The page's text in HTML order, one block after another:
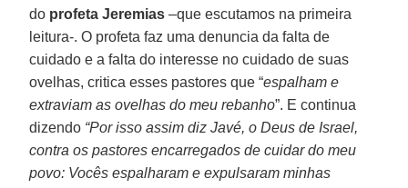
do profeta Jeremias –que escutamos na primeira
leitura-. O profeta faz uma denuncia da falta de
cuidado e a falta do interesse no cuidado de suas
ovelhas, critica esses pastores que “espalham e
extraviam as ovelhas do meu rebanho”. E continua
dizendo “Por isso assim diz Javé, o Deus de Israel,
contra os pastores encarregados de cuidar do meu
povo: Vocês espalharam e expulsaram minhas